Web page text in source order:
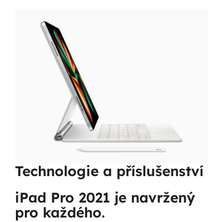
Technologie a příslušenství
iPad Pro 2021 je navržený
pro každého.